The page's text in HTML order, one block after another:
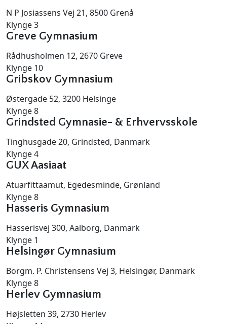
N P Josiassens Vej 21, 8500 Grenå
Klynge 3
Greve Gymnasium
Rådhusholmen 12, 2670 Greve
Klynge 10
Gribskov Gymnasium
Østergade 52, 3200 Helsinge
Klynge 8
Grindsted Gymnasie- & Erhvervsskole
Tinghusgade 20, Grindsted, Danmark
Klynge 4
GUX Aasiaat
Atuarfittaamut, Egedesminde, Grønland
Klynge 8
Hasseris Gymnasium
Hasserisvej 300, Aalborg, Danmark
Klynge 1
Helsingør Gymnasium
Borgm. P. Christensens Vej 3, Helsingør, Danmark
Klynge 8
Herlev Gymnasium
Højsletten 39, 2730 Herlev